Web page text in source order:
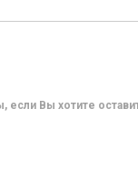
если Вы хотите